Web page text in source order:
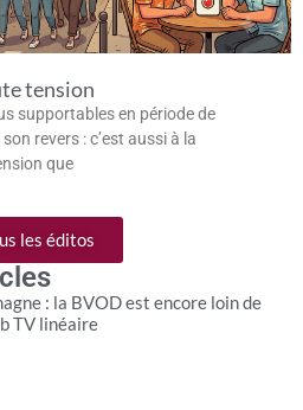
tension
supportables en période de
revers : c’est aussi à la
que
les éditos
: la BVOD est encore loin de
TV linéaire